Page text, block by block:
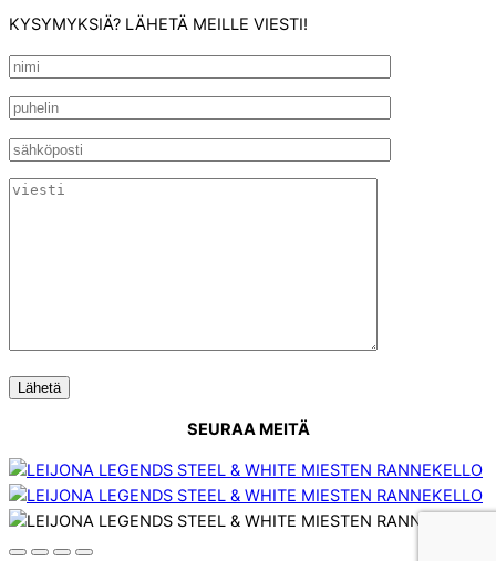
KYSYMYKSIÄ? LÄHETÄ MEILLE VIESTI!
SEURAA MEITÄ